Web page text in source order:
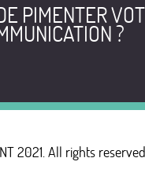
PIMENTER
?
2021. All rights reserved